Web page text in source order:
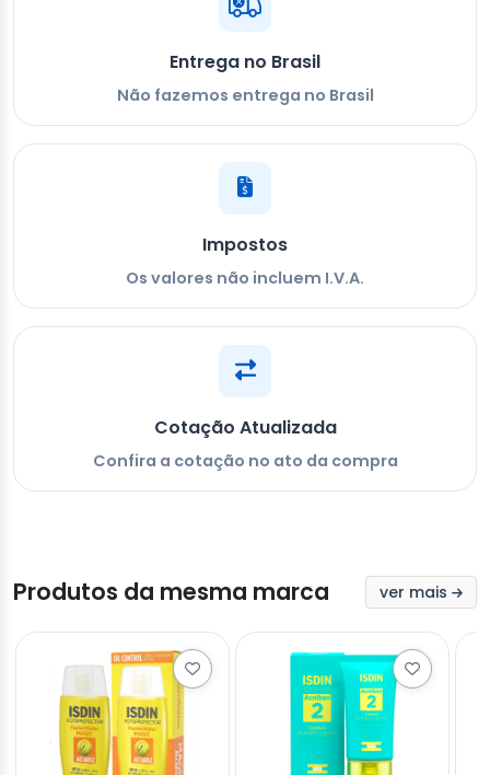
Entrega no Brasil
Não fazemos entrega no Brasil
Impostos
Os valores não incluem I.V.A.
Cotação Atualizada
Confira a cotação no ato da compra
Produtos da mesma marca ver mais